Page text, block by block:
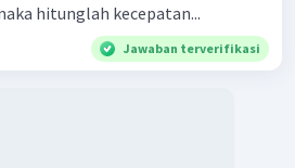
hitunglah kecepatan...
Jawaban terverifikasi